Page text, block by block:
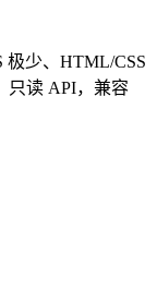
极少、HTML/CSS
只读 API，兼容